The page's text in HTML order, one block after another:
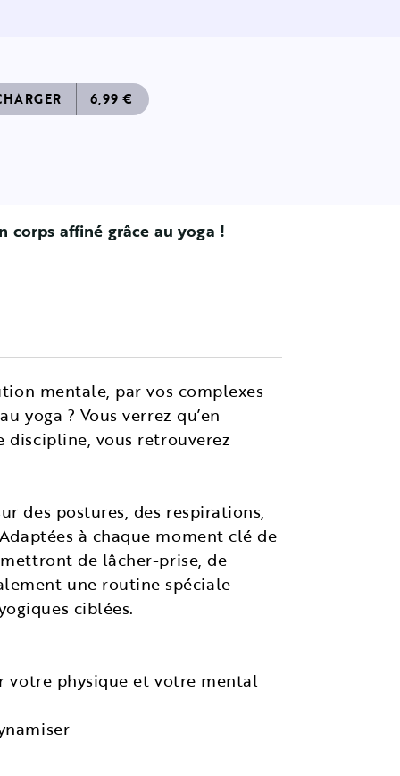
6,99 €
corps affiné grâce au yoga !
mentale, par vos complexes
yoga ? Vous verrez qu’en
discipline, vous retrouverez
des postures, des respirations,
à chaque moment clé de
de lâcher-prise, de
une routine spéciale
ciblées.
votre physique et votre mental